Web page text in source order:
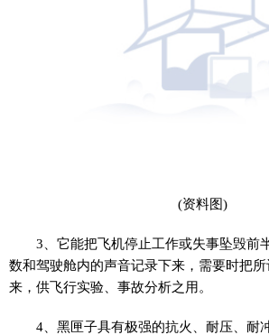
(资料图)
3、它能把飞机停止工作或失事坠毁前
数和驾驶舱内的声音记录下来，需要时把
来，供飞行实验、事故分析之用。
4、黑匣子具有极强的抗火、耐压、耐